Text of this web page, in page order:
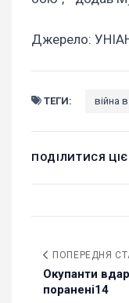
Джерело:
ТЕГИ: війна в
ПОДІЛИТИСЯ
ПОПЕРЕДНЯ
Окупанти
поранені14